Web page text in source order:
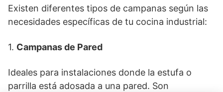
Existen diferentes tipos de campanas según las
necesidades específicas de tu cocina industrial:
1. Campanas de Pared
Ideales para instalaciones donde la estufa o
parrilla está adosada a una pared. Son